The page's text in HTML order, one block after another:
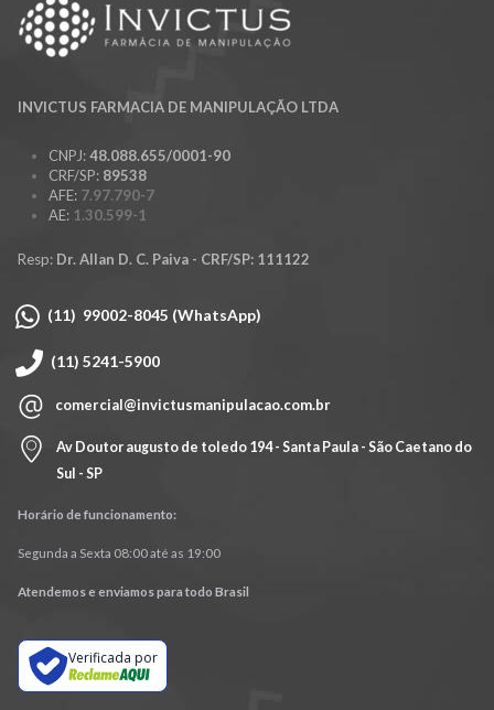
INVICTUS FARMACIA DE MANIPULAÇÃO LTDA
CNPJ:48.088.655/0001-90
CRF/SP: 89538
AFE: 7.97.790-7
AE: 1.30.599-1
Resp: Dr. Allan D. C. Paiva - CRF/SP: 111122
(11) 99002-8045 (WhatsApp)
(11) 5241-5900
comercial@invictusmanipulacao.com.br
Av Doutor augusto de toledo 194 - Santa Paula - São Caetano do
Sul - SP
Horário de funcionamento:
Segunda a Sexta 08:00 até as 19:00
Atendemos e enviamos para todo Brasil
Verificada por